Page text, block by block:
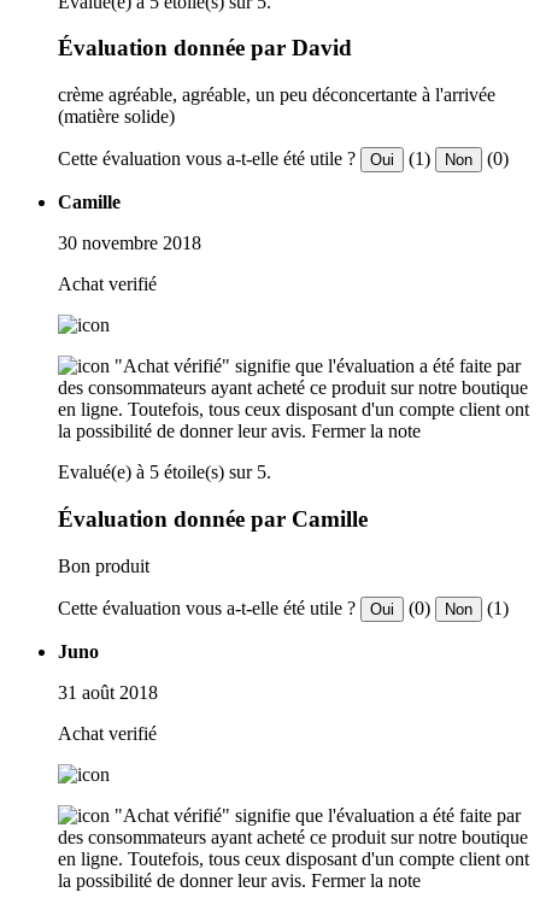
Évaluation donnée par David
crème agréable, agréable, un peu déconcertante à l'arrivée
(matière solide)
Cette évaluation vous a-t-elle été utile ? Oui (1) Non (0)
Camille
30 novembre 2018
Achat verifié
"Achat vérifié" signifie que l'évaluation a été faite par
des consommateurs ayant acheté ce produit sur notre boutique
en ligne. Toutefois, tous ceux disposant d'un compte client ont
la possibilité de donner leur avis. Fermer la note
Evalué(e) à 5 étoile(s) sur 5.
Évaluation donnée par Camille
Bon produit
Cette évaluation vous a-t-elle été utile ? Oui (0) Non (1)
Juno
31 août 2018
Achat verifié
"Achat vérifié" signifie que l'évaluation a été faite par
des consommateurs ayant acheté ce produit sur notre boutique
en ligne. Toutefois, tous ceux disposant d'un compte client ont
la possibilité de donner leur avis. Fermer la note